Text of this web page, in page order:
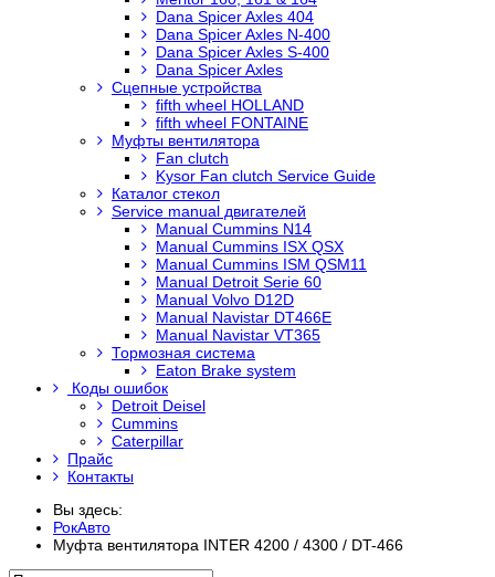
Dana Spicer Axles 404
Dana Spicer Axles N-400
Dana Spicer Axles S-400
Dana Spicer Axles
Сцепные устройства
fifth wheel HOLLAND
fifth wheel FONTAINE
Муфты вентилятора
Fan clutch
Kysor Fan clutch Service Guide
Каталог стекол
Service manual двигателей
Manual Cummins N14
Manual Cummins ISX QSX
Manual Cummins ISM QSM11
Manual Detroit Serie 60
Manual Volvo D12D
Manual Navistar DT466E
Manual Navistar VT365
Тормозная система
Eaton Brake system
Коды ошибок
Detroit Deisel
Cummins
Caterpillar
Прайс
Контакты
Вы здесь:
РокАвто
Муфта вентилятора INTER 4200 / 4300 / DT-466